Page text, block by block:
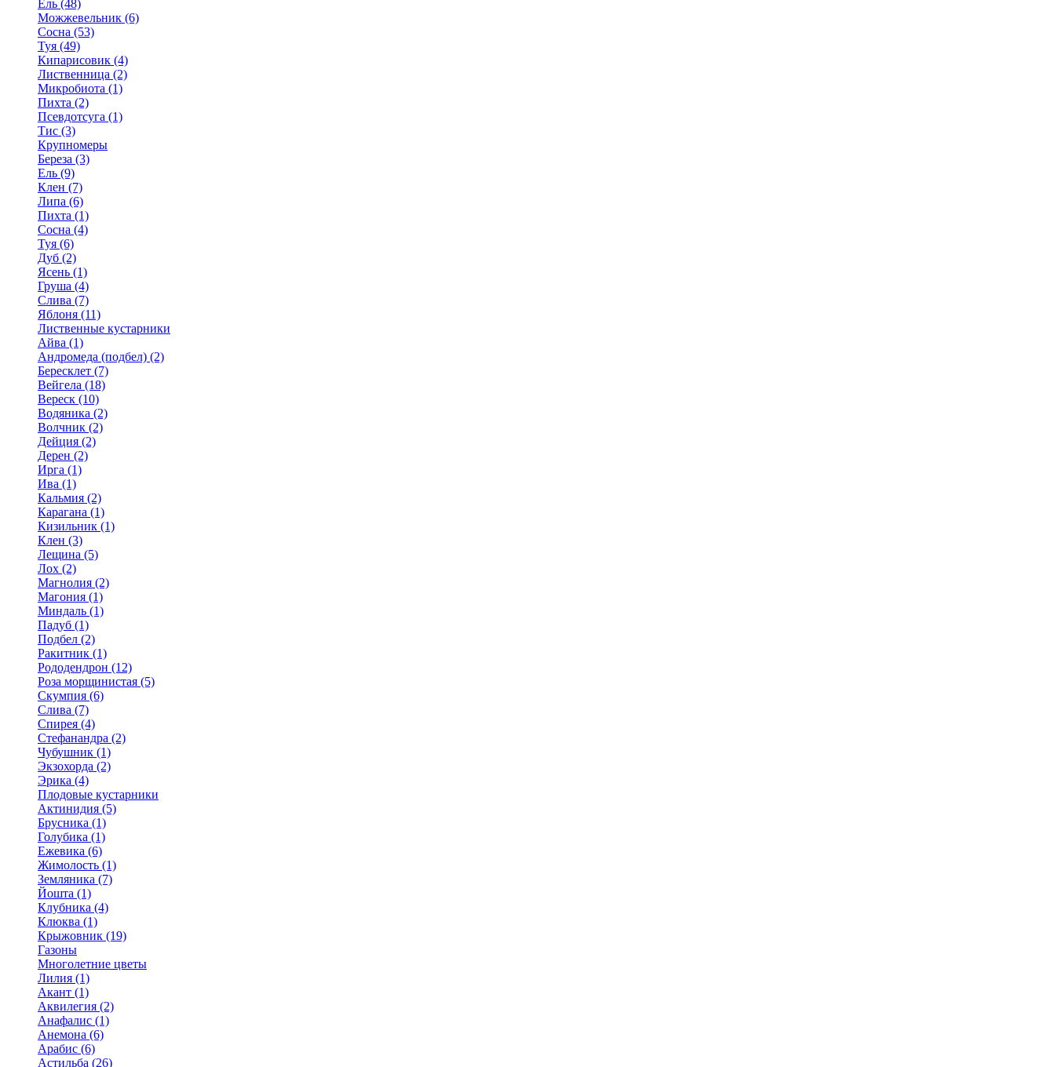
Ель (48)
Можжевельник (6)
Сосна (53)
Туя (49)
Кипарисовик (4)
Лиственница (2)
Микробиота (1)
Пихта (2)
Псевдотсуга (1)
Тис (3)
Крупномеры
Береза (3)
Ель (9)
Клен (7)
Липа (6)
Пихта (1)
Сосна (4)
Туя (6)
Дуб (2)
Ясень (1)
Груша (4)
Слива (7)
Яблоня (11)
Лиственные кустарники
Айва (1)
Андромеда (подбел) (2)
Бересклет (7)
Вейгела (18)
Вереск (10)
Водяника (2)
Волчник (2)
Дейция (2)
Дерен (2)
Ирга (1)
Ива (1)
Кальмия (2)
Карагана (1)
Кизильник (1)
Клен (3)
Лещина (5)
Лох (2)
Магнолия (2)
Магония (1)
Миндаль (1)
Падуб (1)
Подбел (2)
Ракитник (1)
Рододендрон (12)
Роза морщинистая (5)
Скумпия (6)
Слива (7)
Спирея (4)
Стефанандра (2)
Чубушник (1)
Экзохорда (2)
Эрика (4)
Плодовые кустарники
Актинидия (5)
Брусника (1)
Голубика (1)
Ежевика (6)
Жимолость (1)
Земляника (7)
Йошта (1)
Клубника (4)
Клюква (1)
Крыжовник (19)
Газоны
Многолетние цветы
Лилия (1)
Акант (1)
Аквилегия (2)
Анафалис (1)
Анемона (6)
Арабис (6)
Астильба (26)